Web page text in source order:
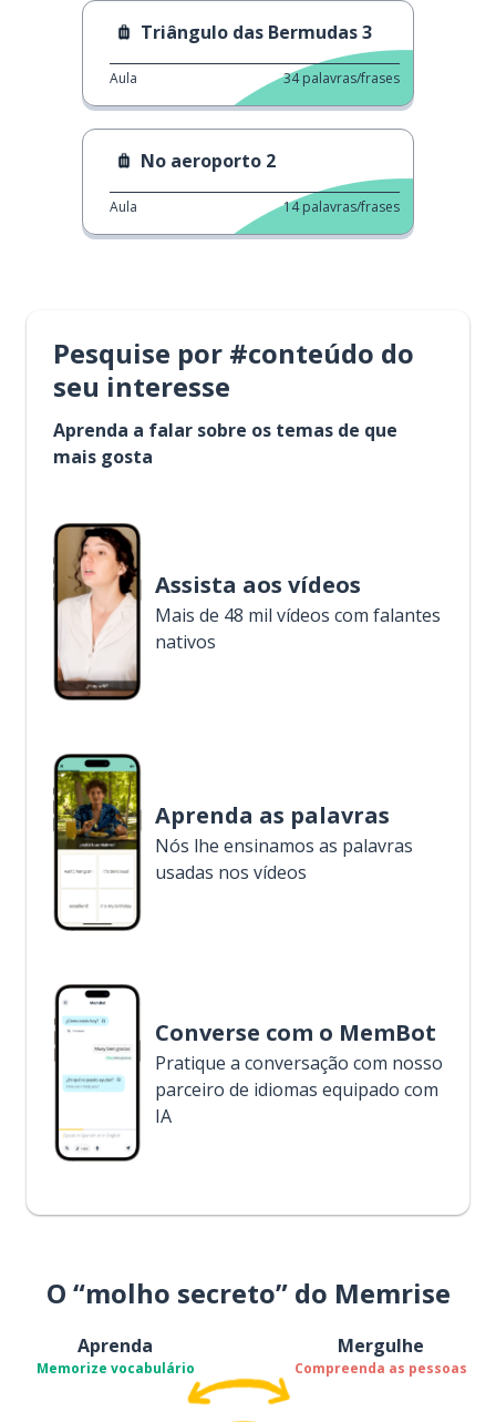
Triângulo das Bermudas 3
Aula 34 palavras/frases
No aeroporto 2
Aula 14 palavras/frases
Pesquise por #conteúdo do
seu interesse
Aprenda a falar sobre os temas de que
mais gosta
Assista aos vídeos
Mais de 48 mil vídeos com falantes
nativos
Aprenda as palavras
Nós lhe ensinamos as palavras
usadas nos vídeos
Converse com o MemBot
Pratique a conversação com nosso
parceiro de idiomas equipado com
IA
O “molho secreto” do Memrise
Aprenda
Memorize vocabulário
Mergulhe
Compreenda as pessoas